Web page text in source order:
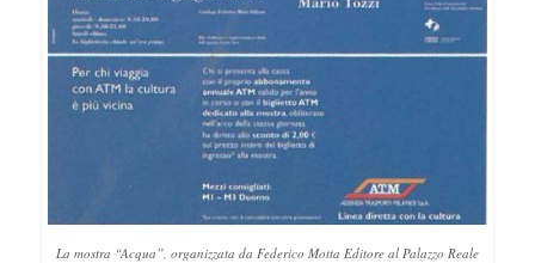
La mostra “Acqua”, organizzata da Federico Motta Editore al Palazzo Reale